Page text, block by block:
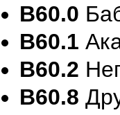
B60.0
B60.1
B60.2
B60.8